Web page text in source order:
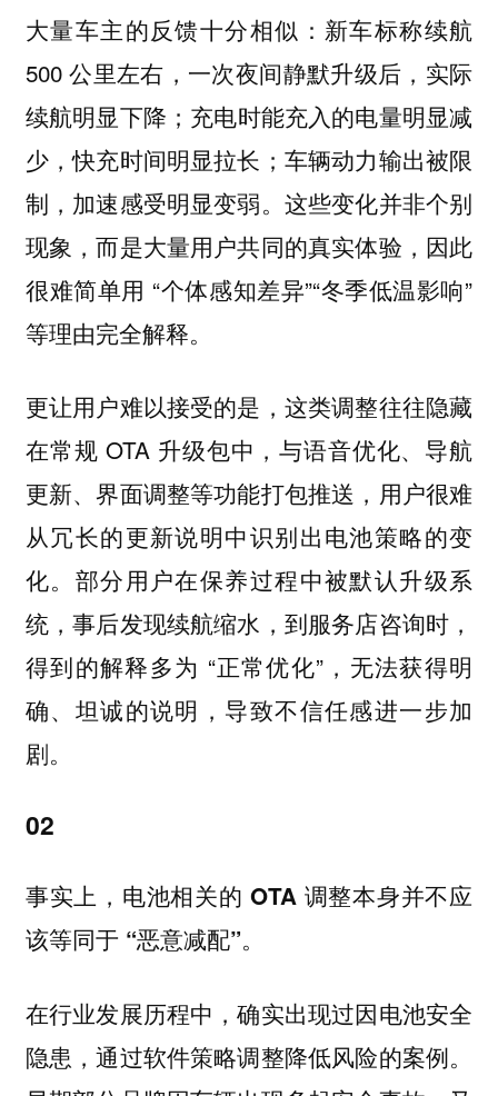
大量车主的反馈十分相似：新车标称续航
500 公里左右，一次夜间静默升级后，实际
续航明显下降；充电时能充入的电量明显减
少，快充时间明显拉长；车辆动力输出被限
制，加速感受明显变弱。这些变化并非个别
现象，而是大量用户共同的真实体验，因此
很难简单用 “个体感知差异”“冬季低温影响”
等理由完全解释。
更让用户难以接受的是，这类调整往往隐藏
在常规 OTA 升级包中，与语音优化、导航
更新、界面调整等功能打包推送，用户很难
从冗长的更新说明中识别出电池策略的变
化。部分用户在保养过程中被默认升级系
统，事后发现续航缩水，到服务店咨询时，
得到的解释多为 “正常优化”，无法获得明
确、坦诚的说明，导致不信任感进一步加
剧。
02
事实上，电池相关的 OTA 调整本身并不应
该等同于 “恶意减配”。
在行业发展历程中，确实出现过因电池安全
隐患，通过软件策略调整降低风险的案例。